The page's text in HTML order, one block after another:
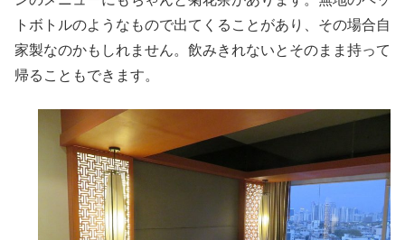
トボトルのようなもので出てくることがあり、その場合自
家製なのかもしれません。飲みきれないとそのまま持って
帰ることもできます。